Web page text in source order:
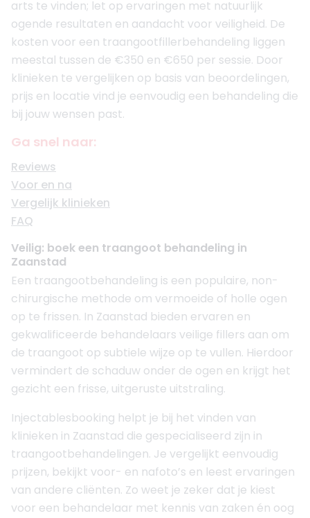
arts te vinden; let op ervaringen met natuurlijk
ogende resultaten en aandacht voor veiligheid. De
kosten voor een traangootfillerbehandeling liggen
meestal tussen de €350 en €650 per sessie. Door
klinieken te vergelijken op basis van beoordelingen,
prijs en locatie vind je eenvoudig een behandeling die
bij jouw wensen past.
Ga snel naar:
Reviews
Voor en na
Vergelijk klinieken
FAQ
Veilig: boek een traangoot behandeling in
Zaanstad
Een traangootbehandeling is een populaire, non-
chirurgische methode om vermoeide of holle ogen
op te frissen. In Zaanstad bieden ervaren en
gekwalificeerde behandelaars veilige fillers aan om
de traangoot op subtiele wijze op te vullen. Hierdoor
vermindert de schaduw onder de ogen en krijgt het
gezicht een frisse, uitgeruste uitstraling.
Injectablesbooking helpt je bij het vinden van
klinieken in Zaanstad die gespecialiseerd zijn in
traangootbehandelingen. Je vergelijkt eenvoudig
prijzen, bekijkt voor- en nafoto’s en leest ervaringen
van andere cliënten. Zo weet je zeker dat je kiest
voor een behandelaar met kennis van zaken én oog